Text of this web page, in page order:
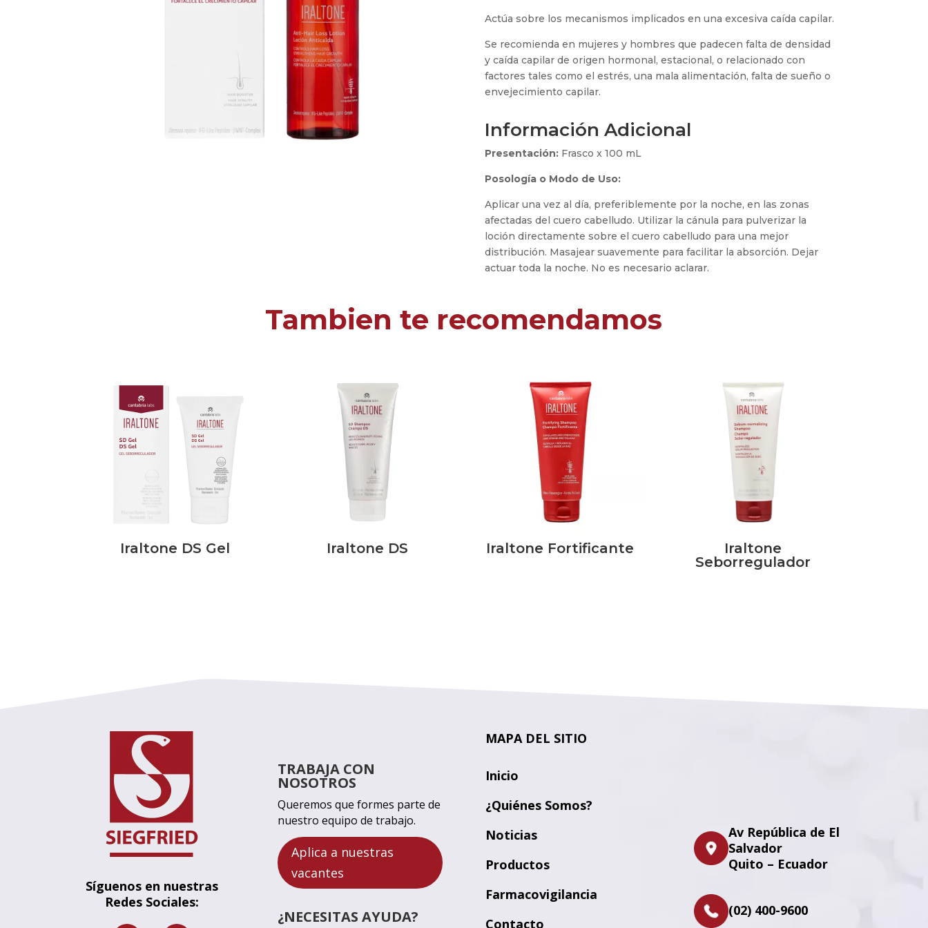
Actúa sobre los mecanismos implicados en una excesiva caída capilar.
Se recomienda en mujeres y hombres que padecen falta de densidad
y caída capilar de origen hormonal, estacional, o relacionado con
factores tales como el estrés, una mala alimentación, falta de sueño o
envejecimiento capilar.
Información Adicional
Presentación:Frasco x 100 mL
Posología o Modo de Uso:
Aplicar una vez al día, preferiblemente por la noche, en las zonas
afectadas del cuero cabelludo. Utilizar la cánula para pulverizar la
loción directamente sobre el cuero cabelludo para una mejor
distribución. Masajear suavemente para facilitar la absorción. Dejar
actuar toda la noche. No es necesario aclarar.
Tambien te recomendamos
Iraltone DS Gel Iraltone DS Iraltone Fortificante
Iraltone
Seborregulador
Síguenos en nuestras
Redes Sociales:
TRABAJA CON
NOSOTROS
Queremos que formes parte de
nuestro equipo de trabajo.
Aplica a nuestras
vacantes
¿NECESITAS AYUDA?
MAPA DEL SITIO
Inicio
¿Quiénes Somos?
Noticias
Productos
Farmacovigilancia
Contacto
Av República de El
Salvador
Quito – Ecuador
(02) 400-9600